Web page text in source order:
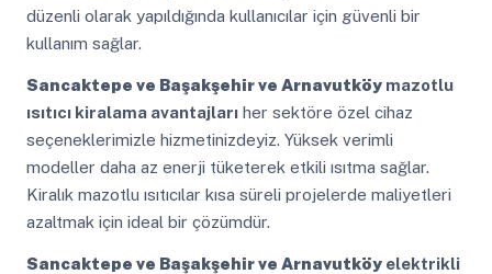
düzenli olarak yapıldığında kullanıcılar için güvenli bir
kullanım sağlar.
Sancaktepe ve Başakşehir ve Arnavutköymazotlu
ısıtıcı kiralama avantajlarıher sektöre özel cihaz
seçeneklerimizle hizmetinizdeyiz. Yüksek verimli
modeller daha az enerji tüketerek etkili ısıtma sağlar.
Kiralık mazotlu ısıtıcılar kısa süreli projelerde maliyetleri
azaltmak için ideal bir çözümdür.
Sancaktepe ve Başakşehir ve Arnavutköyelektrikli